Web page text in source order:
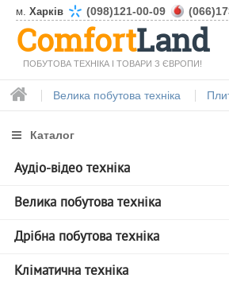
м. Харків (098)121-00-09
ComfortLand
ПОБУТОВА ТЕХНІКА І ТОВАРИ З ЄВРОПИ!
Велика побутова техніка
Каталог
Аудіо-відео техніка
Велика побутова техніка
Дрібна побутова техніка
Кліматична техніка